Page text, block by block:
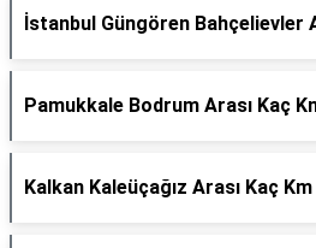
İstanbul Güngören Bahçelievler
Pamukkale Bodrum Arası Kaç
Kalkan Kaleüçağız Arası Kaç Km